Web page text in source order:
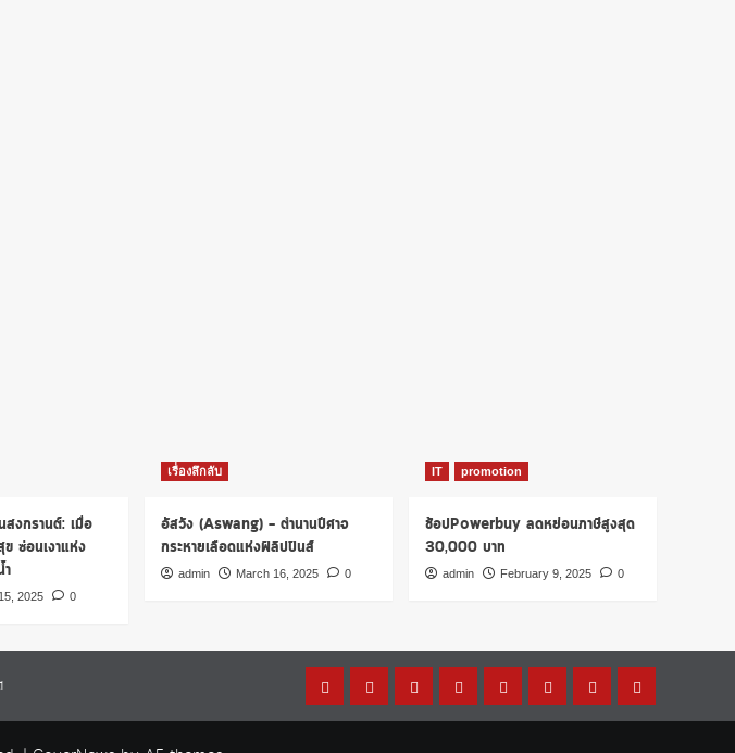
งกรานต์: เมื่อ
ซ่อนเงาแห่ง
2025 0
เรื่องลึกลับ
อัสวัง (Aswang) – ตำนานปีศาจ
กระหายเลือดแห่งฟิลิปปินส์
admin March 16, 2025 0
IT promotion
ช้อปPowerbuy ลดหย่อนภาษีสูงสุด
30,000 บาท
admin February 9, 2025 0
Home
โปร
โม
เรื่อง
ผีๆ
รู้
ไหม?
การ
เงิน
บทความ
น่า
การ
ตลาด
บัตร
เครดิต